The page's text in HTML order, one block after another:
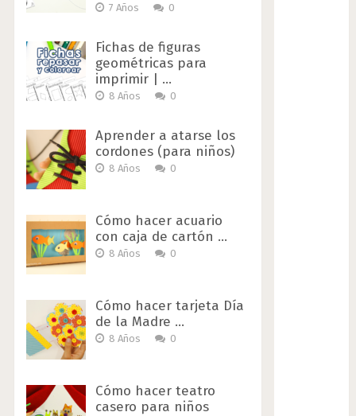
7 Años 0
Fichas de figuras
geométricas para
imprimir | …
8 Años 0
Aprender a atarse los
cordones (para niños)
8 Años 0
Cómo hacer acuario
con caja de cartón …
8 Años 0
Cómo hacer tarjeta Día
de la Madre …
8 Años 0
Cómo hacer teatro
casero para niños